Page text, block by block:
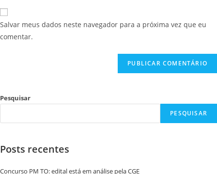
Salvar meus dados neste navegador para a próxima vez que eu
comentar.
Pesquisar
PESQUISAR
Posts recentes
Concurso PM TO: edital está em análise pela CGE